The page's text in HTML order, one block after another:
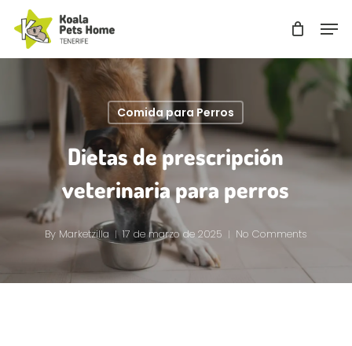
main
content
Comida para Perros
Dietas de prescripción
veterinaria para perros
By Marketzilla 17 de marzo de 2025 No Comments
Menu